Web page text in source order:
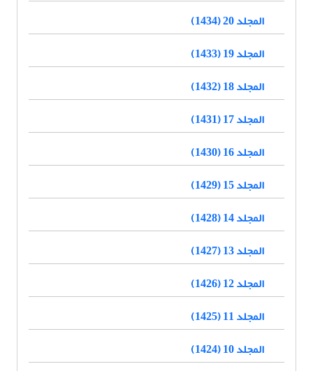
المجلد 20 (1434)
المجلد 19 (1433)
المجلد 18 (1432)
المجلد 17 (1431)
المجلد 16 (1430)
المجلد 15 (1429)
المجلد 14 (1428)
المجلد 13 (1427)
المجلد 12 (1426)
المجلد 11 (1425)
المجلد 10 (1424)